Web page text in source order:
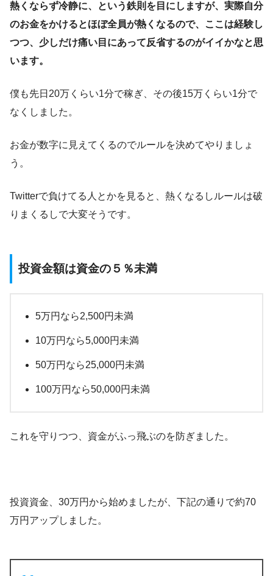
熱くならず冷静に、という鉄則を目にしますが、実際自分
のお金をかけるとほぼ全員が熱くなるので、ここは経験し
つつ、少しだけ痛い目にあって反省するのがイイかなと思
います。
僕も先日20万くらい1分で稼ぎ、その後15万くらい1分で
なくしました。
お金が数字に見えてくるのでルールを決めてやりましょ
う。
Twitterで負けてる人とかを見ると、熱くなるしルールは破
りまくるしで大変そうです。
投資金額は資金の５％未満
5万円なら2,500円未満
10万円なら5,000円未満
50万円なら25,000円未満
100万円なら50,000円未満
これを守りつつ、資金がふっ飛ぶのを防ぎました。
投資資金、30万円から始めましたが、下記の通りで約70
万円アップしました。